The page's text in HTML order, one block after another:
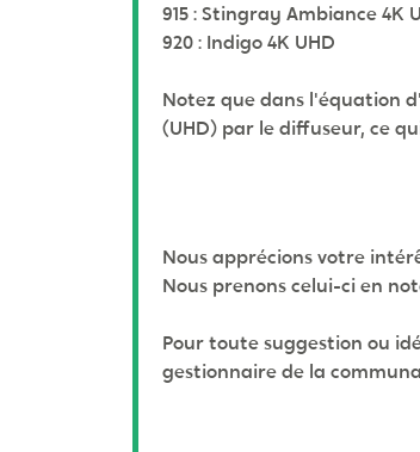
915 : Stingray Ambiance 4K
920 : Indigo 4K UHD
Notez que dans l'équation
(UHD) par le diffuseur, ce
Nous apprécions votre
Nous prenons celui-ci en
Pour toute suggestion ou
gestionnaire de la